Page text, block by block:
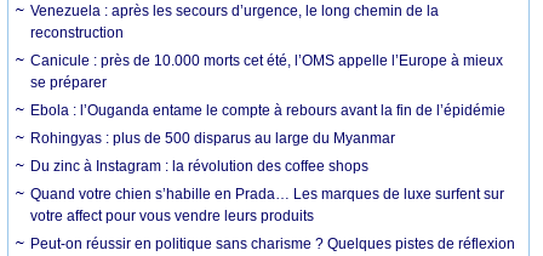
Venezuela : après les secours d’urgence, le long chemin de la
reconstruction
Canicule : près de 10.000 morts cet été, l’OMS appelle l’Europe à mieux
se préparer
Ebola : l’Ouganda entame le compte à rebours avant la fin de l’épidémie
Rohingyas : plus de 500 disparus au large du Myanmar
Du zinc à Instagram : la révolution des coffee shops
Quand votre chien s’habille en Prada… Les marques de luxe surfent sur
votre affect pour vous vendre leurs produits
Peut-on réussir en politique sans charisme ? Quelques pistes de réflexion